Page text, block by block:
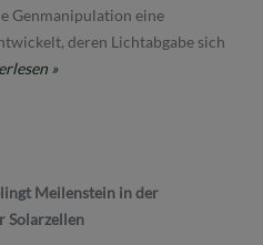
Genmanipulation eine
deren Lichtabgabe sich
»
Meilenstein in der
Solarzellen